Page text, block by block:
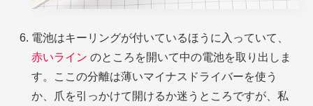
電池はキーリングが付いているほうに入っていて、
赤いライン のところを開いて中の電池を取り出しま
す。ここの分離は薄いマイナスドライバーを使う
か、爪を引っかけて開けるか迷うところですが、私